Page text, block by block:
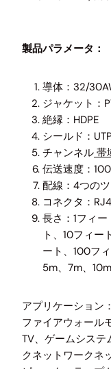
製品パラメータ：
導体：32/
ジャケット：
絶縁：HDPE
シールド：
チャンネル 帯
伝送速度：
配線：4つの
コネクタ：
長さ：1フィ
ト、10フィー
ート、100フ
5m、7m、
アプリケーション
ファイアウォール
TV、ゲームシステ
クネットワークネ